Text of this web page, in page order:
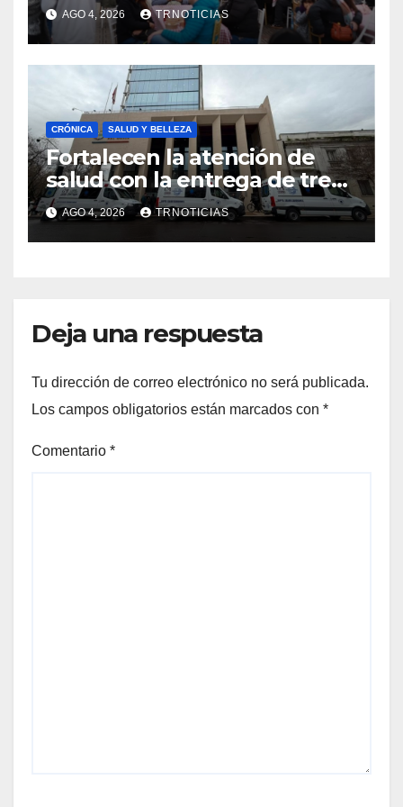
impacto en la hotelería y el
emprendimiento
AGO 4, 2026 TRNOTICIAS
CRÓNICA SALUD Y BELLEZA
Fortalecen la atención de
salud con la entrega de tres
nuevas ambulancias para
Cauquenes y Sagrada Familia
AGO 4, 2026 TRNOTICIAS
Deja una respuesta
Tu dirección de correo electrónico no será publicada.
Los campos obligatorios están marcados con *
Comentario *